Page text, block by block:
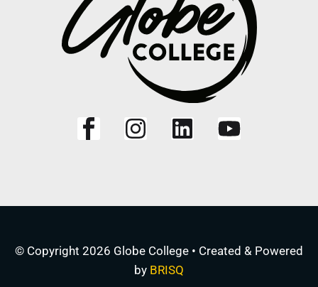
© Copyright 2026 Globe College • Created & Powered
by BRISQ